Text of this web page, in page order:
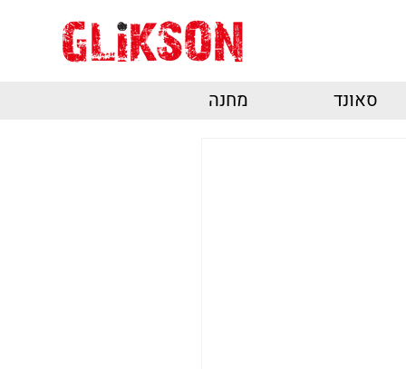
סאונד מחנה